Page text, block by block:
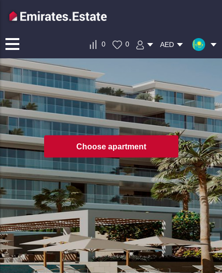
0 0 AED
Choose apartment